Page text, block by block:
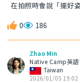
在拍照時會說「擺好
0 186
Zhao Min
Native Camp英語
Taiwan
2026/01/05 19:02